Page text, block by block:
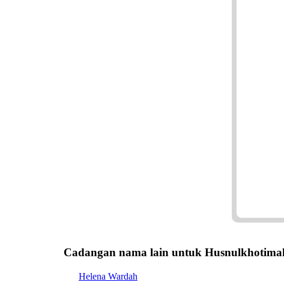
Cadangan nama lain untuk
Helena Wardah